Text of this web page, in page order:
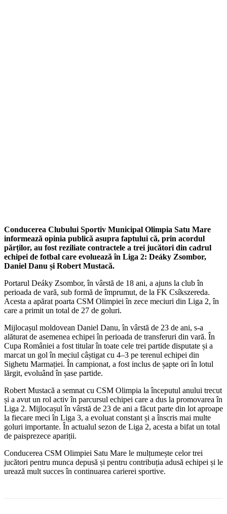
Conducerea Clubului Sportiv Municipal Olimpia Satu Mare
informează opinia publică asupra faptului că, prin acordul
părților, au fost reziliate contractele a trei jucători din cadrul
echipei de fotbal care evoluează în Liga 2: Deáky Zsombor,
Daniel Danu și Robert Mustacă.
Portarul Deáky Zsombor, în vârstă de 18 ani, a ajuns la club în
perioada de vară, sub formă de împrumut, de la FK Csíkszereda.
Acesta a apărat poarta CSM Olimpiei în zece meciuri din Liga 2, în
care a primit un total de 27 de goluri.
Mijlocașul moldovean Daniel Danu, în vârstă de 23 de ani, s-a
alăturat de asemenea echipei în perioada de transferuri din vară. În
Cupa României a fost titular în toate cele trei partide disputate și a
marcat un gol în meciul câștigat cu 4–3 pe terenul echipei din
Sighetu Marmației. În campionat, a fost inclus de șapte ori în lotul
lărgit, evoluând în șase partide.
Robert Mustacă a semnat cu CSM Olimpia la începutul anului trecut
și a avut un rol activ în parcursul echipei care a dus la promovarea în
Liga 2. Mijlocașul în vârstă de 23 de ani a făcut parte din lot aproape
la fiecare meci în Liga 3, a evoluat constant și a înscris mai multe
goluri importante. În actualul sezon de Liga 2, acesta a bifat un total
de paisprezece apariții.
Conducerea CSM Olimpiei Satu Mare le mulțumește celor trei
jucători pentru munca depusă și pentru contribuția adusă echipei și le
urează mult succes în continuarea carierei sportive.